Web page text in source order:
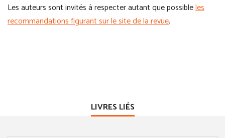
Les auteurs sont invités à respecter autant que possibleles
recommandations figurant sur le site de la revue.
LIVRES LIÉS